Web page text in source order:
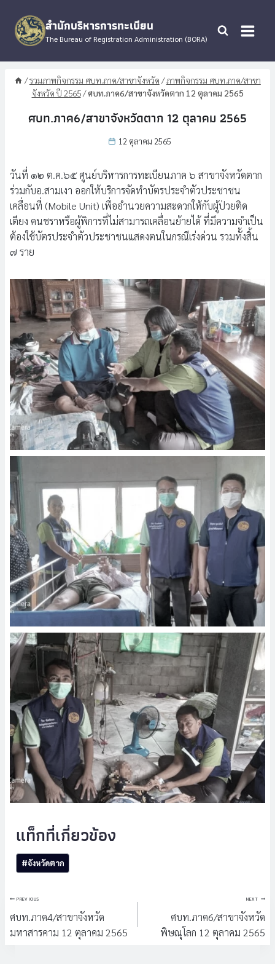
content
สำนักบริหารการทะเบียน
The Bureau of Registration Administration (BORA)
/รวมภาพกิจกรรม ศบท.ภาค/สาขาจังหวัด /ภาพกิจกรรม ศบท.ภาค/สาขา
จังหวัด ปี 2565/ศบท.ภาค6/สาขาจังหวัดตาก 12 ตุลาคม 2565
ศบท.ภาค6/สาขาจังหวัดตาก 12 ตุลาคม 2565
12 ตุลาคม 2565
วันที่ ๑๒ ต.ค.๖๕ ศูนย์บริหารการทะเบียนภาค ๖ สาขาจังหวัดตาก
ร่วมกับอ.สามเงา ออกให้บริการจัดทำบัตรประจำตัวประชาชน
เคลื่อนที่ (Mobile Unit) เพื่ออำนวยความสะดวกให้กับผู้ป่วยติด
เตียง คนชราหรือผู้พิการที่ไม่สามารถเคลื่อนย้ายได้ ที่มีความจำเป็น
ต้องใช้บัตรประจำตัวประชาชนแสดงตนในกรณีเร่งด่วน รวมทั้งสิ้น
๗ ราย
Post
Tags:
#จังหวัดตาก
แนะแนว
PREVIOUS
ศบท.ภาค4/สาขาจังหวัด
มหาสารคาม 12 ตุลาคม 2565
NEXT
ศบท.ภาค6/สาขาจังหวัด
พิษณุโลก 12 ตุลาคม 2565